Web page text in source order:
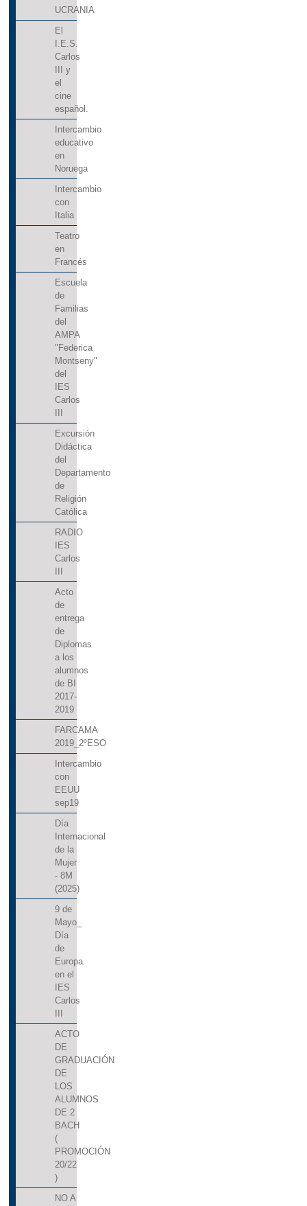
UCRANIA
El
I.E.S.
Carlos
III y
el
cine
español.
Intercambio
educativo
en
Noruega
Intercambio
con
Italia
Teatro
en
Francés
Escuela
de
Familias
del
AMPA
"Federica
Montseny"
del
IES
Carlos
Excursión
Didáctica
del
Departamento
de
Religión
Católica
RADIO
IES
Carlos
Acto
de
entrega
de
Diplomas
a los
alumnos
de BI
2017-
2019
FARCAMA
2019_2ºESO
Intercambio
con
EEUU
sep19
Día
Internacional
de la
Mujer
- 8M
(2025)
9 de
Mayo_
Día
de
Europa
en el
IES
Carlos
ACTO
DE
GRADUACIÓN
DE
LOS
ALUMNOS
DE 2
BACH
(
PROMOCIÓN
20/22
)
NO A